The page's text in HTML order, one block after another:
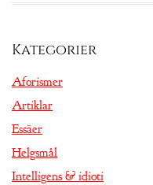
Kategorier
Aforismer
Artiklar
Essäer
Helgsmål
Intelligens & idioti